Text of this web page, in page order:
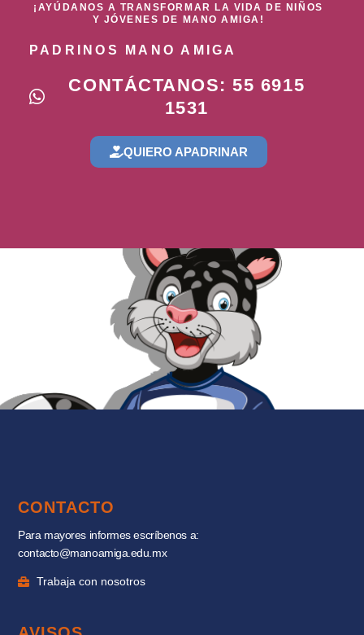
¡AYÚDANOS A TRANSFORMAR LA VIDA DE NIÑOS
Y JÓVENES DE MANO AMIGA!
PADRINOS MANO AMIGA
CONTÁCTANOS: 55 6915
1531
QUIERO APADRINAR
CONTACTO
Para mayores informes escríbenos a:
contacto@manoamiga.edu.mx
Trabaja con nosotros